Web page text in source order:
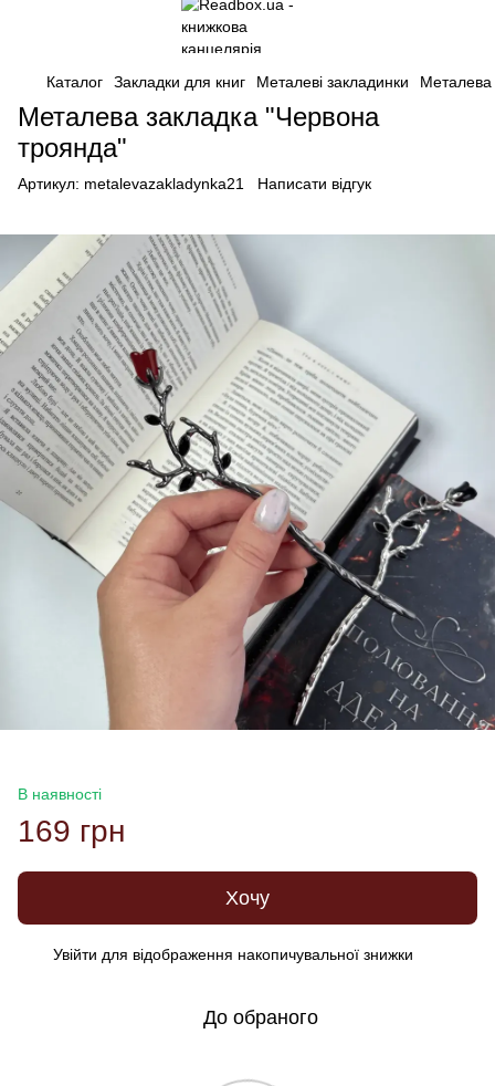
Каталог Закладки для книг Металеві закладинки Металева
Металева закладка "Червона
троянда"
Артикул: metalevazakladynka21 Написати відгук
В наявності
169 грн
Хочу
Увійти для відображення накопичувальної знижки
До обраного